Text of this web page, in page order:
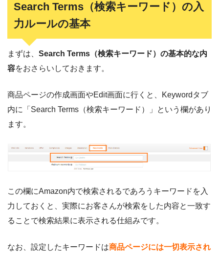
Search Terms（検索キーワード）の入
力ルールの基本
まずは、 Search Terms（検索キーワード）の基本的な内
容をおさらいしておきます。
商品ページの作成画面やEdit画面に行くと、Keywordタブ
内に「Search Terms（検索キーワード）」という欄があり
ます。
この欄にAmazon内で検索されるであろうキーワードを入
力しておくと、実際にお客さんが検索をした内容と一致す
ることで検索結果に表示される仕組みです。
なお、設定したキーワードは商品ページには一切表示され